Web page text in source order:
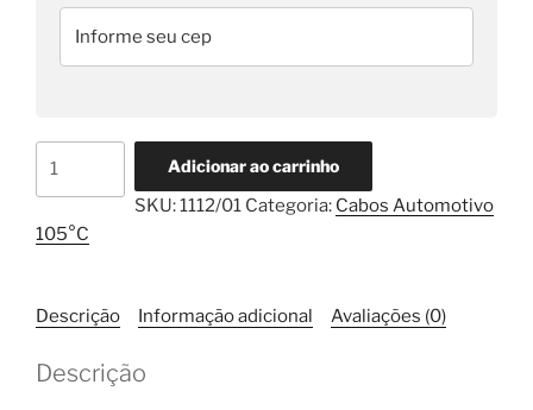
TC
Metro
Adicionar ao carrinho
SKU:1112/01 Categoria: Cabos Automotivo
105°C
Descrição Informação adicional Avaliações (0)
Descrição